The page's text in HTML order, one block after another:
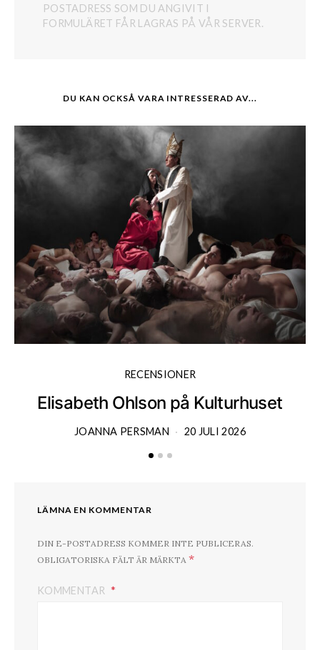
POSTADRESS SOM DU ANGIVIT I
FORMULÄRET FÅR LAGRAS PÅ VÅR SERVER.
DU KAN OCKSÅ VARA INTRESSERAD AV...
RECENSIONER
Elisabeth Ohlson på Kulturhuset
JOANNA PERSMAN 20 JULI 2026
LÄMNA EN KOMMENTAR
DIN E-POSTADRESS KOMMER INTE PUBLICERAS.
OBLIGATORISKA FÄLT ÄR MÄRKTA *
KOMMENTAR